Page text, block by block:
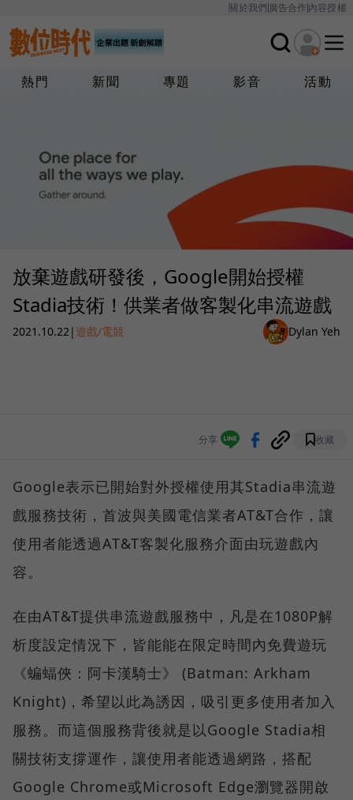
關於我們廣告合作內容授權
熱門 新聞 專題 影音 活動
放棄遊戲研發後，Google開始授權
Stadia技術！供業者做客製化串流遊戲
2021.10.22|遊戲/電競 Dylan Yeh
分享 收藏
Google表示已開始對外授權使用其Stadia串流遊
戲服務技術，首波與美國電信業者AT&T合作，讓
使用者能透過AT&T客製化服務介面由玩遊戲內
容。
在由AT&T提供串流遊戲服務中，凡是在1080P解
析度設定情況下，皆能能在限定時間內免費遊玩
《蝙蝠俠：阿卡漢騎士》 (Batman: Arkham
Knight)，希望以此為誘因，吸引更多使用者加入
服務。而這個服務背後就是以Google Stadia相
關技術支撐運作，讓使用者能透過網路，搭配
Google Chrome或Microsoft Edge瀏覽器開啟